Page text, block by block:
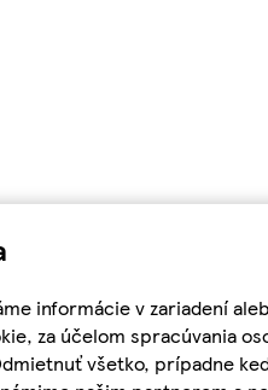
informácie v zariadení
za účelom spracúvania
všetko, prípadne